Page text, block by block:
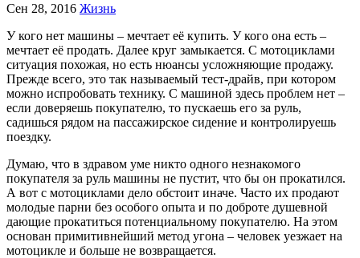
Сен 28, 2016 Жизнь
У кого нет машины – мечтает её купить. У кого она есть –
мечтает её продать. Далее круг замыкается. С мотоциклами
ситуация похожая, но есть нюансы усложняющие продажу.
Прежде всего, это так называемый тест-драйв, при котором
можно испробовать технику. С машиной здесь проблем нет –
если доверяешь покупателю, то пускаешь его за руль,
садишься рядом на пассажирское сидение и контролируешь
поездку.
Думаю, что в здравом уме никто одного незнакомого
покупателя за руль машины не пустит, что бы он прокатился.
А вот с мотоциклами дело обстоит иначе. Часто их продают
молодые парни без особого опыта и по доброте душевной
дающие прокатиться потенциальному покупателю. На этом
основан примитивнейший метод угона – человек уезжает на
мотоцикле и больше не возвращается.